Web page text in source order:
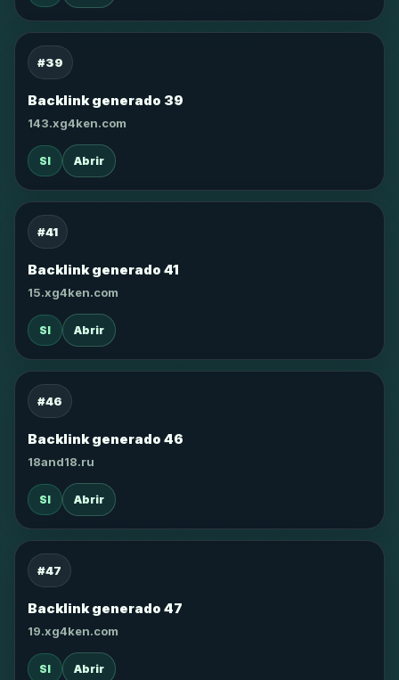
#39
Backlink generado 39
143.xg4ken.com
SI Abrir
#41
Backlink generado 41
15.xg4ken.com
SI Abrir
#46
Backlink generado 46
18and18.ru
SI Abrir
#47
Backlink generado 47
19.xg4ken.com
SI Abrir